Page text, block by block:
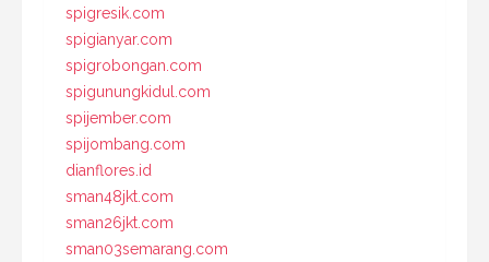
spigresik.com
spigianyar.com
spigrobongan.com
spigunungkidul.com
spijember.com
spijombang.com
dianflores.id
sman48jkt.com
sman26jkt.com
sman03semarang.com